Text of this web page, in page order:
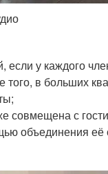
если у каждого
того, в больших
совмещена с
объединения